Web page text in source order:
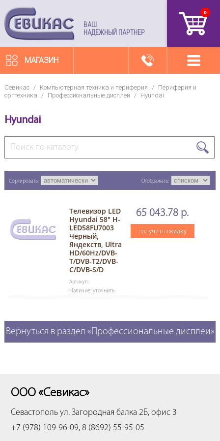
ВАШ
НАДЕЖНЫЙ ПАРТНЕР
0
МАГАЗИН
Севикас / Компьютерная техника и периферия /
Периферия и
оргтехника / Профессиональные дисплеи / Hyundai
Hyundai
Сортировать: Отображать:
Телевизор LED
Hyundai 58" H-
LED58FU7003
Черный,
Яндекств, Ultra
HD/60Hz/DVB-
T/DVB-T2/DVB-
C/DVB-S/D
Артикул:
Наличие: уточнить
65 043.78 р.
получить скидку
Вернуться в раздел «Профессиональные дисплеи»
ООО «Севикас»
Севастополь ул. Загородная балка 2Б, офис 3
+7 (978) 109-96-09, 8 (8692) 55-95-05